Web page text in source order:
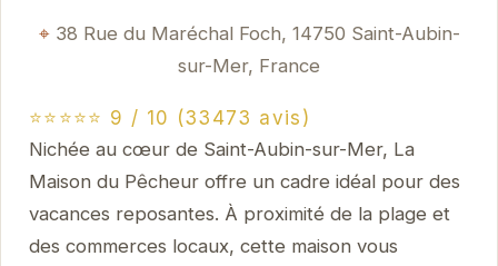
38 Rue du Maréchal Foch, 14750 Saint-Aubin-
sur-Mer, France
⭐⭐⭐⭐⭐ 9 / 10 (33473 avis)
Nichée au cœur de Saint-Aubin-sur-Mer, La
Maison du Pêcheur offre un cadre idéal pour des
vacances reposantes. À proximité de la plage et
des commerces locaux, cette maison vous